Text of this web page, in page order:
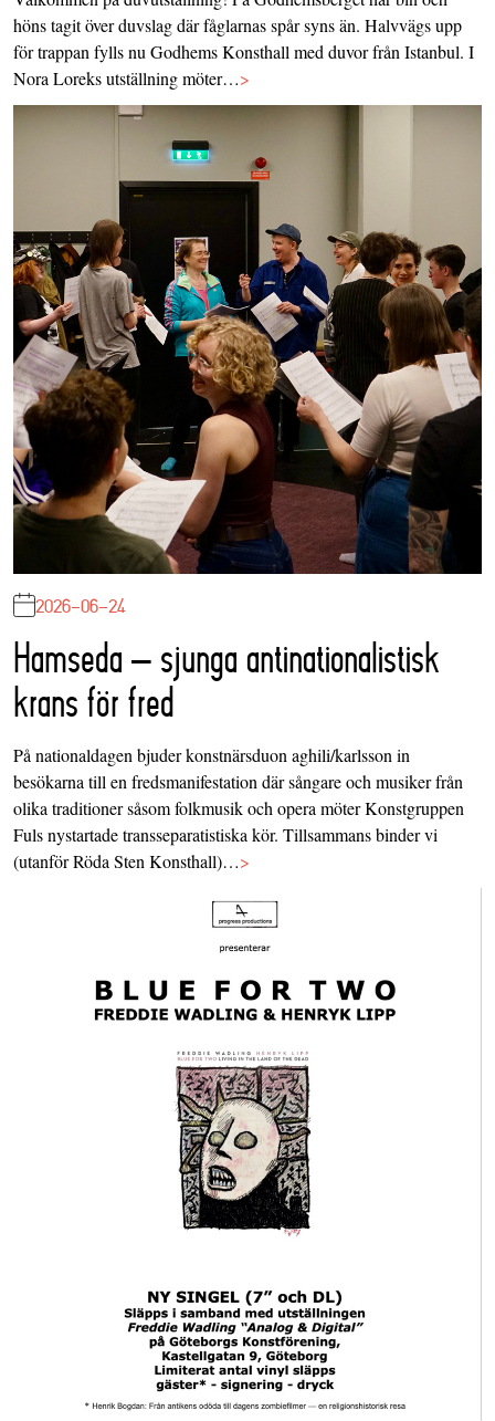
höns tagit över duvslag där fåglarnas spår syns än. Halvvägs upp
för trappan fylls nu Godhems Konsthall med duvor från Istanbul. I
Nora Loreks utställning möter…>
2026-06-24
Hamseda – sjunga antinationalistisk
krans för fred
På nationaldagen bjuder konstnärsduon aghili/karlsson in
besökarna till en fredsmanifestation där sångare och musiker från
olika traditioner såsom folkmusik och opera möter Konstgruppen
Fuls nystartade transseparatistiska kör. Tillsammans binder vi
(utanför Röda Sten Konsthall)…>